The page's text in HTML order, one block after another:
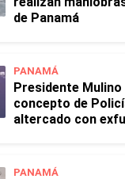
de Panamá
PANAMÁ
Presidente
concepto de
altercado con
PANAMÁ